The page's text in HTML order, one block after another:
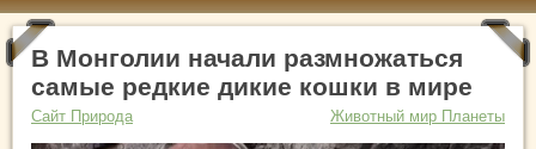
В Монголии начали размножаться
самые редкие дикие кошки в мире
Сайт Природа Животный мир Планеты